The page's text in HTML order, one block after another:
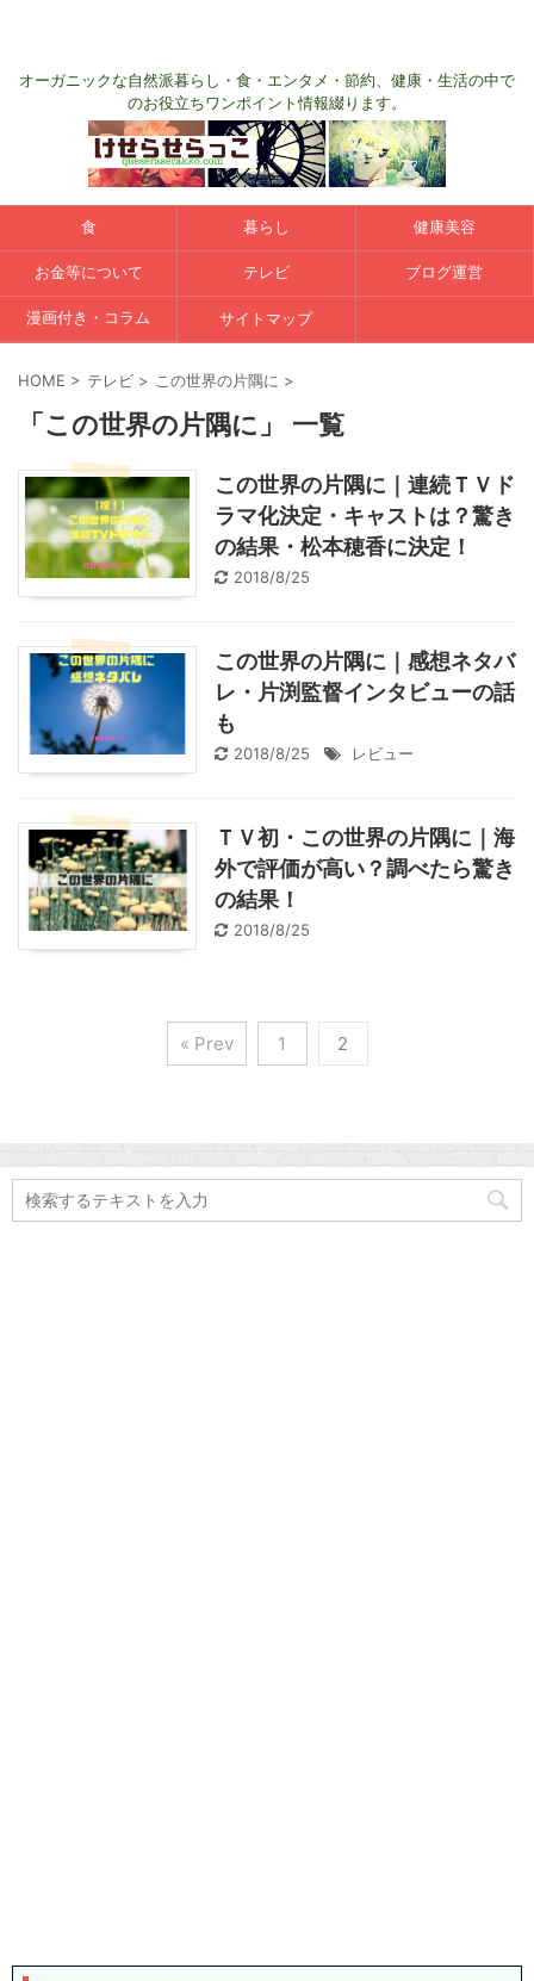
オーガニックな自然派暮らし・食・エンタメ・節約、健康・生活の中で
のお役立ちワンポイント情報綴ります。
食 暮らし 健康美容
お金等について テレビ ブログ運営
漫画付き・コラム サイトマップ
HOME > テレビ > この世界の片隅に >
「この世界の片隅に」 一覧
この世界の片隅に｜連続ＴＶド
ラマ化決定・キャストは？驚き
の結果・松本穂香に決定！
2018/8/25
この世界の片隅に｜感想ネタバ
レ・片渕監督インタビューの話
も
2018/8/25 レビュー
ＴＶ初・この世界の片隅に｜海
外で評価が高い？調べたら驚き
の結果！
2018/8/25
« Prev 1 2